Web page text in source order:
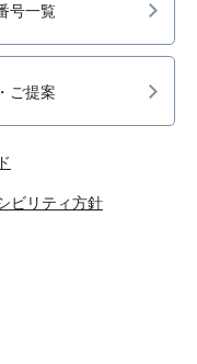
号一覧
ご提案
ビリティ方針